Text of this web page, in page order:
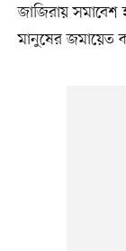
জাজিরায়
মানুষের জমায়েত